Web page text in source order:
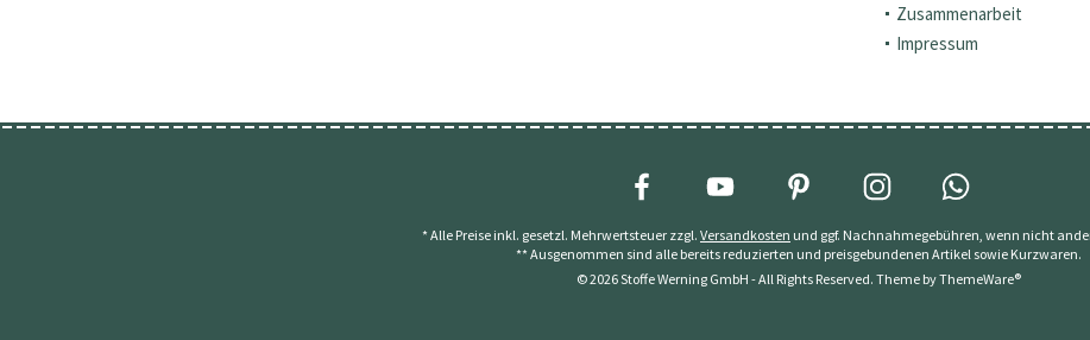
Zusammenarbeit
Impressum
* Alle Preise inkl. gesetzl. Mehrwertsteuer zzgl. Versandkosten und ggf. Nachnahmegebühren, wenn nicht
** Ausgenommen sind alle bereits reduzierten und preisgebundenen Artikel sowie Kurzwaren.
© 2026 Stoffe Werning GmbH - All Rights Reserved. Theme byThemeWare®